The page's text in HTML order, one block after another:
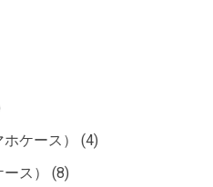
ケース）
(4)
ス）
(8)